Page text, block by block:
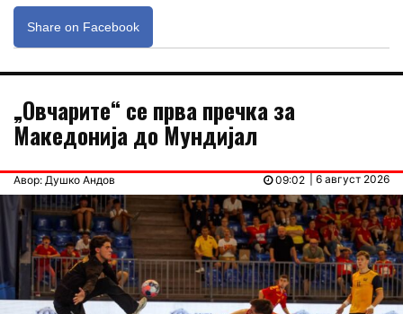
Share on Facebook
„Овчарите“ се прва пречка за
Македонија до Мундијал
Авор: Душко Андов | 6 август 2026
09:02